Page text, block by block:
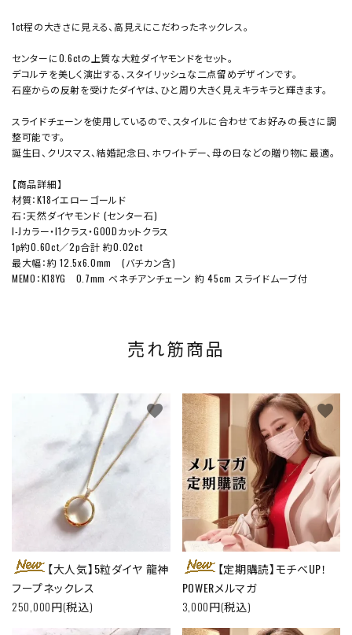
1ct程の大きさに見える、高見えにこだわったネックレス。
センターに0.6ctの上質な大粒ダイヤモンドをセット。
デコルテを美しく演出する、スタイリッシュな二点留めデザインです。
石座からの反射を受けたダイヤは、ひと周り大きく見えキラキラと輝きます。
スライドチェーンを使用しているので、スタイルに合わせてお好みの長さに調
整可能です。
誕生日、クリスマス、結婚記念日、ホワイトデー、母の日などの贈り物に最適。
【商品詳細】
材質：K18イエローゴールド
石：天然ダイヤモンド (センター石)
I-Jカラー・I1クラス・GOODカットクラス
1p約0.60ct／2p合計 約0.02ct
最大幅：約 12.5x6.0mm (バチカン含)
MEMO：K18YG 0.7mm ベネチアンチェーン 約 45cm スライドムーブ付
売れ筋商品
【大人気】5粒ダイヤ 龍神
フープネックレス
250,000円(税込)
favorite
【定期購読】モチベUP！
POWERメルマガ
3,000円(税込)
favorite